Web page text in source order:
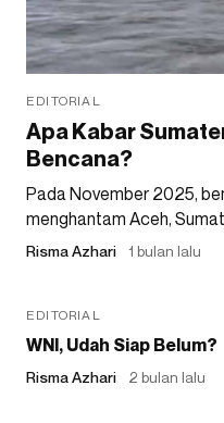
EDITORIAL
Apa Kabar
Bencana?
Pada November 2025,
menghantam Aceh,
Risma Azhari 1 bulan lalu
EDITORIAL
WNI, Udah Siap Belum?
Risma Azhari 2 bulan lalu